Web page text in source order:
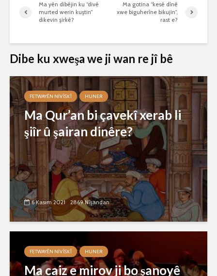
Ma yên dibêjin ku “divê
murted werin kuştin”
dikevin şirkê?
Ma gotina “kesê dînê
xwe biguherîne bikujin”,
rast e?
Dibe ku xweşa we ji wan re jî bê
FETWAYÊN NIVÎSKÎ HUNER
Ma Qur’an bi çavekî xerab li
şiîr û şairan dinêre?
6 Kasım 2021 2869 Nîşandan
FETWAYÊN NIVÎSKÎ HUNER
Ma caiz e mirov ji bo şanoyê